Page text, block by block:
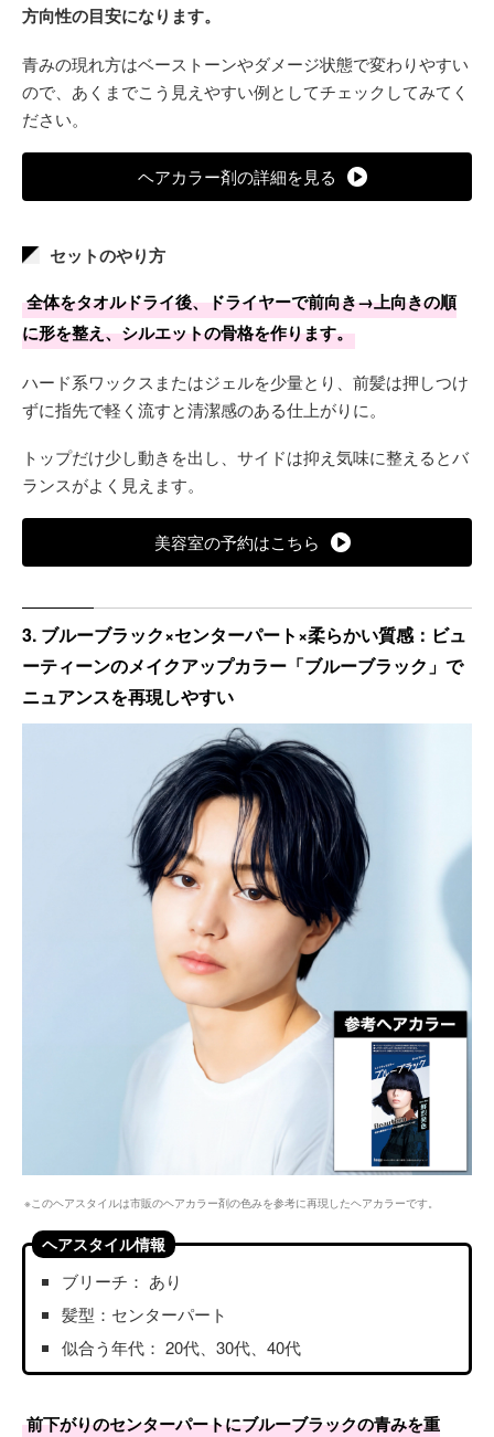
方向性の目安になります。
青みの現れ方はベーストーンやダメージ状態で変わりやすい
ので、あくまでこう見えやすい例としてチェックしてみてく
ださい。
ヘアカラー剤の詳細を見る
セットのやり方
全体をタオルドライ後、ドライヤーで前向き→上向きの順
に形を整え、シルエットの骨格を作ります。
ハード系ワックスまたはジェルを少量とり、前髪は押しつけ
ずに指先で軽く流すと清潔感のある仕上がりに。
トップだけ少し動きを出し、サイドは抑え気味に整えるとバ
ランスがよく見えます。
美容室の予約はこちら
3. ブルーブラック×センターパート×柔らかい質感：ビュ
ーティーンのメイクアップカラー「ブルーブラック」で
ニュアンスを再現しやすい
※このヘアスタイルは市販のヘアカラー剤の色みを参考に再現したヘアカラーです。
ヘアスタイル情報
ブリーチ： あり
髪型：センターパート
似合う年代： 20代、30代、40代
前下がりのセンターパートにブルーブラックの青みを重